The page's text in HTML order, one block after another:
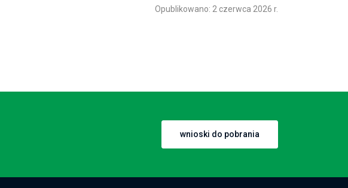
Opublikowano: 2 czerwca 2026 r.
wnioski do pobrania